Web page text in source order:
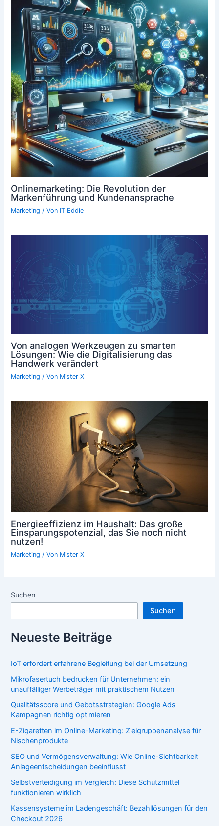
Onlinemarketing: Die Revolution der
Markenführung und Kundenansprache
Marketing / Von IT Eddie
Von analogen Werkzeugen zu smarten
Lösungen: Wie die Digitalisierung das
Handwerk verändert
Marketing / Von Mister X
Energieeffizienz im Haushalt: Das große
Einsparungspotenzial, das Sie noch nicht
nutzen!
Marketing / Von Mister X
Suchen
Suchen
Neueste Beiträge
IoT erfordert erfahrene Begleitung bei der Umsetzung
Mikrofasertuch bedrucken für Unternehmen: ein
unauffälliger Werbeträger mit praktischem Nutzen
Qualitätsscore und Gebotsstrategien: Google Ads
Kampagnen richtig optimieren
E-Zigaretten im Online-Marketing: Zielgruppenanalyse für
Nischenprodukte
SEO und Vermögensverwaltung: Wie Online-Sichtbarkeit
Anlageentscheidungen beeinflusst
Selbstverteidigung im Vergleich: Diese Schutzmittel
funktionieren wirklich
Kassensysteme im Ladengeschäft: Bezahllösungen für den
Checkout 2026